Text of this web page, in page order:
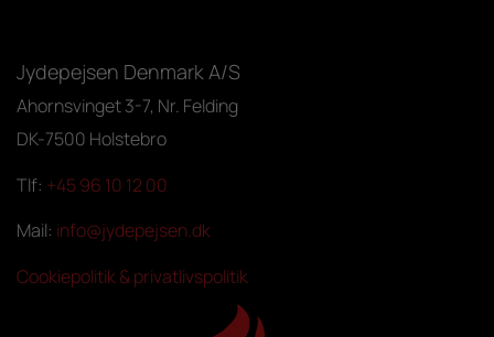
Jydepejsen Denmark A/S
Ahornsvinget 3-7, Nr. Felding
DK-7500 Holstebro
Tlf: +45 96 10 12 00
Mail: info@jydepejsen.dk
Cookiepolitik & privatlivspolitik